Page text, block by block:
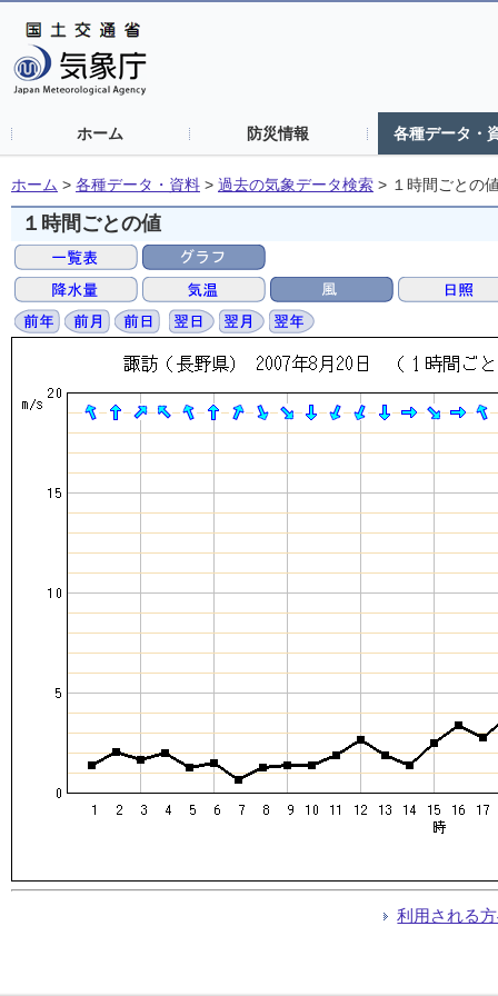
ホーム 防災情報 各種データ・
ホーム > 各種データ・資料 > 過去の気象データ検索 > １時間ごとの
１時間ごとの値
利用される